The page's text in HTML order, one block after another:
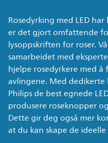
Rosedyrking med LED
er det gjort omfattende
lysoppskriften for roser.
samarbeidet med
hjelpe rosedyrkere med
avlingene. Med
Philips de best egnede
produsere roseknopper
Dette gir deg også mer
at du kan skape de